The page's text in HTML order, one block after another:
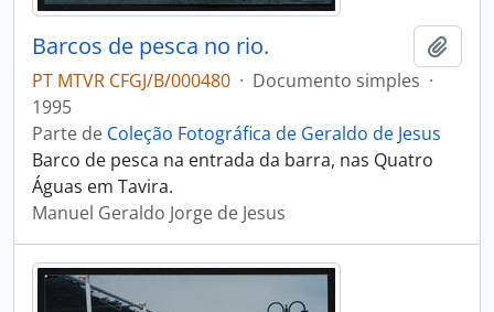
Barcos de pesca no rio.
PT MTVR CFGJ/B/000480 · Documento simples ·
1995
Parte de Coleção Fotográfica de Geraldo de Jesus
Barco de pesca na entrada da barra, nas Quatro
Águas em Tavira.
Manuel Geraldo Jorge de Jesus